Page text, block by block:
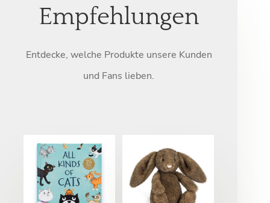
Empfehlungen
Entdecke, welche Produkte unsere Kunden
und Fans lieben.